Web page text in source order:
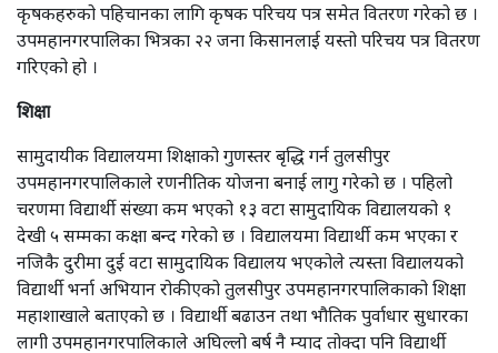
कृषकहरुको पहिचानका लागि कृषक परिचय पत्र समेत वितरण गरेको छ ।
उपमहानगरपालिका भित्रका २२ जना किसानलाई यस्तो परिचय पत्र वितरण
गरिएको हो ।
शिक्षा
सामुदायीक विद्यालयमा शिक्षाको गुणस्तर बृद्धि गर्न तुलसीपुर
उपमहानगरपालिकाले रणनीतिक योजना बनाई लागु गरेको छ । पहिलो
चरणमा विद्यार्थी संख्या कम भएको १३ वटा सामुदायिक विद्यालयको १
देखी ५ सम्मका कक्षा बन्द गरेको छ । विद्यालयमा विद्यार्थी कम भएका र
नजिकै दुरीमा दुई वटा सामुदायिक विद्यालय भएकोले त्यस्ता विद्यालयको
विद्यार्थी भर्ना अभियान रोकीएको तुलसीपुर उपमहानगरपालिकाको शिक्षा
महाशाखाले बताएको छ । विद्यार्थी बढाउन तथा भौतिक पुर्वाधार सुधारका
लागी उपमहानगरपालिकाले अघिल्लो बर्ष नै म्याद तोक्दा पनि विद्यार्थी